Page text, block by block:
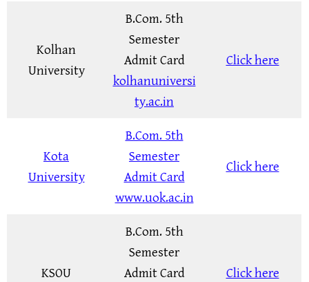
Kolhan
University
B.Com. 5th
Semester
Admit Card
kolhanuniversi
ty.ac.in
Click here
Kota
University
B.Com. 5th
Semester
Admit Card
www.uok.ac.in
Click here
KSOU
B.Com. 5th
Semester
Admit Card
Click here